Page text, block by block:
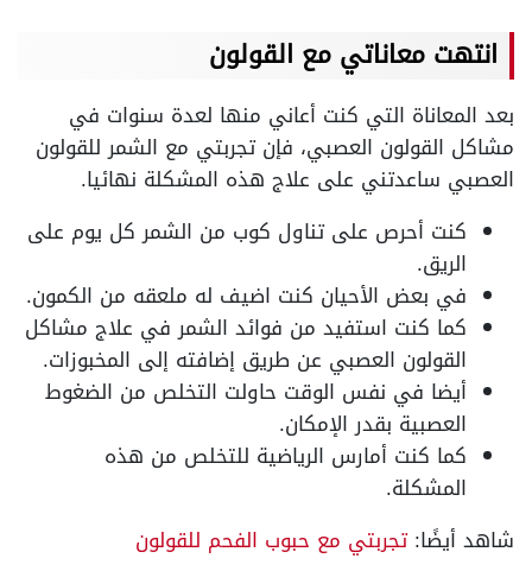
انتهت معاناتي مع القولون
بعد المعاناة التي كنت أعاني منها لعدة سنوات في
مشاكل القولون العصبي، فإن تجربتي مع الشمر للقولون
العصبي ساعدتني على علاج هذه المشكلة نهائيا.
كنت أحرص على تناول كوب من الشمر كل يوم على
الريق.
في بعض الأحيان كنت اضيف له ملعقه من الكمون.
كما كنت استفيد من فوائد الشمر في علاج مشاكل
القولون العصبي عن طريق إضافته إلى المخبوزات.
أيضا في نفس الوقت حاولت التخلص من الضغوط
العصبية بقدر الإمكان.
كما كنت أمارس الرياضية للتخلص من هذه
المشكلة.
شاهد أيضًا:تجربتي مع حبوب الفحم للقولون